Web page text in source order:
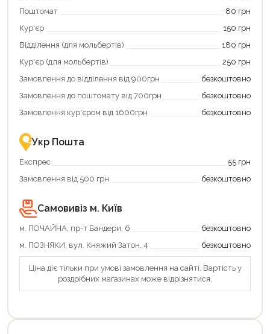
карту
щоб
зекономити
та
отримати
переваги!
картою
єКнига
–
зручно
та
вигідно!
покупку
«Національний
кешбек»
та
отримуйте
повернення
Економте
більше
разом
державною
підтримкою!
Поштомат
80 грн
Кур'єр
150 грн
Відділення (для мольбертів)
180 грн
Кур'єр (для мольбертів)
250 грн
Замовлення до відділення від 900грн
безкоштовно
Замовлення до поштомату від 700грн
безкоштовно
Замовлення кур'єром від 1600грн
безкоштовно
Укр Пошта
Експрес
55 грн
Замовлення від 500 грн
безкоштовно
Самовивіз м. Київ
м. ПОЧАЙНА, пр-т Бандери, 6
безкоштовно
м. ПОЗНЯКИ, вул. Княжий Затон, 4
безкоштовно
Ціна діє тільки при умові замовлення на сайті. Вартість у
роздрібних магазинах може відрізнятися.